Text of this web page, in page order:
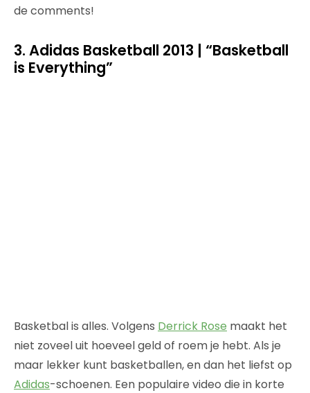
de comments!
3. Adidas Basketball 2013 | “Basketball
is Everything”
Basketbal is alles. Volgens Derrick Rose maakt het
niet zoveel uit hoeveel geld of roem je hebt. Als je
maar lekker kunt basketballen, en dan het liefst op
Adidas-schoenen. Een populaire video die in korte